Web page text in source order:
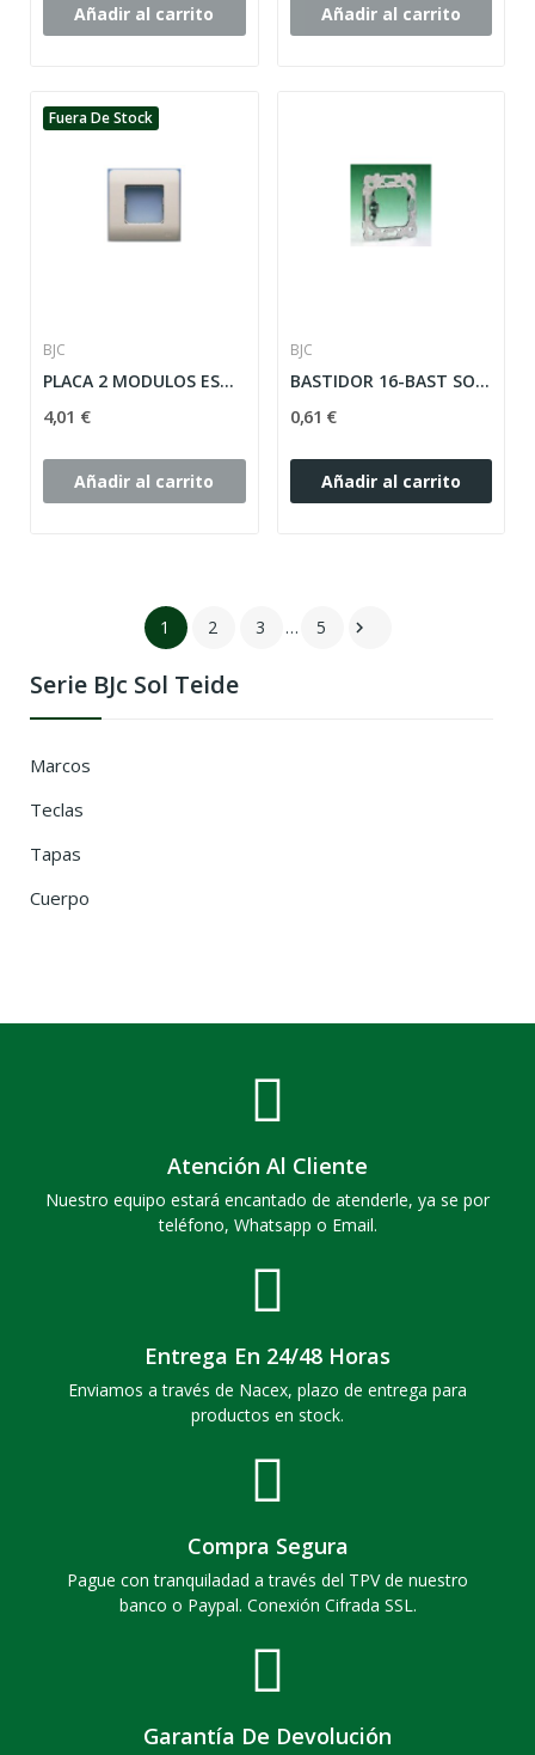
Serie BJc Sol Teide
Marcos
Teclas
Tapas
Cuerpo
Añadir al carrito Añadir al carrito
Fuera De Stock
BJC
PLACA 2 MODULOS ESTRECHOS O 1 ANCHO CON...
4,01 €
Añadir al carrito
BJC
BASTIDOR 16-BAST SOL TEIDE/CORAL METALICO BJC...
0,61 €
Añadir al carrito
1 2 3 … 5 
Atención Al Cliente
Nuestro equipo estará encantado de atenderle, ya se por
teléfono, Whatsapp o Email.
Entrega En 24/48 Horas
Enviamos a través de Nacex, plazo de entrega para
productos en stock.
Compra Segura
Pague con tranquiladad a través del TPV de nuestro
banco o Paypal. Conexión Cifrada SSL.
Garantía De Devolución